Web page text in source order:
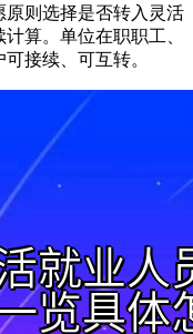
则选择是否转入灵活
算。单位在职职工、
接续、可互转。